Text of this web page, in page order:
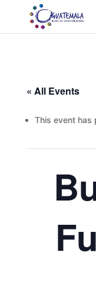
« All Events
This event has